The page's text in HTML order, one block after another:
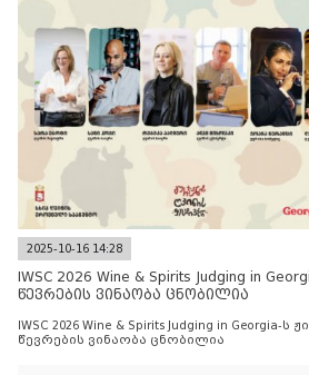
2025-10-16 14:28
IWSC 2026 Wine & Spirits Judging in
წევრების ვინაობა ცნობილია
IWSC 2026 Wine & Spirits Judging in Georgia-
წევრების ვინაობა ცნობილია